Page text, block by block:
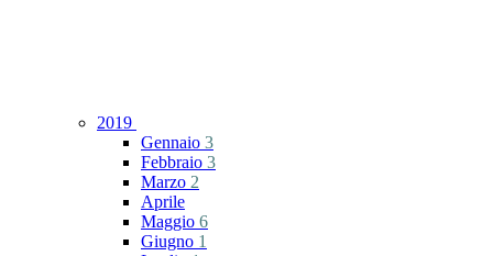
2019
Gennaio 3
Febbraio 3
Marzo 2
Aprile
Maggio 6
Giugno 1